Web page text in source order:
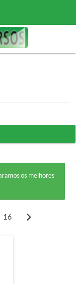
os melhores
16 chevron_right